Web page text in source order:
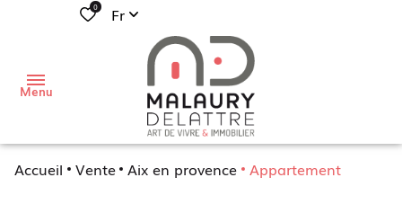
0 Fr
Menu
Accueil Vente Aix en provence Appartement